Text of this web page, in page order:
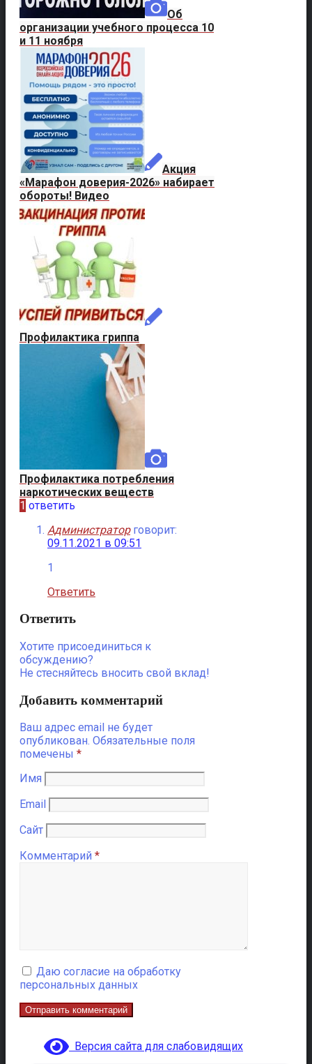
Об
организации учебного процесса 10
и 11 ноября
Акция
«Марафон доверия-2026» набирает
обороты! Видео
Профилактика гриппа
Профилактика потребления
наркотических веществ
1 ответить
Администратор говорит:
09.11.2021 в 09:51
1
Ответить
Ответить
Хотите присоединиться к
обсуждению?
Не стесняйтесь вносить свой вклад!
Добавить комментарий
Ваш адрес email не будет
опубликован. Обязательные поля
помечены *
Имя
Email
Сайт
Комментарий *
Даю согласие на обработку
персональных данных
Версия сайта для слабовидящих